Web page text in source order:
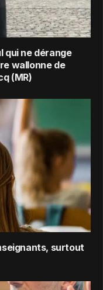
qui ne dérange
wallonne de
(MR)
surtout